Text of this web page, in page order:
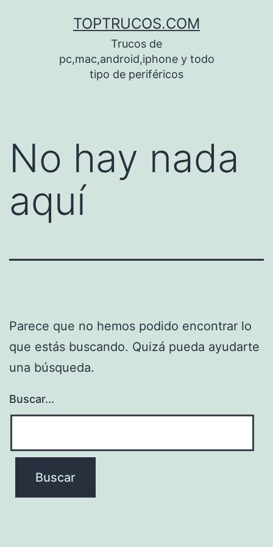
TOPTRUCOS.COM
Trucos de
pc,mac,android,iphone y todo
tipo de periféricos
No hay nada
aquí
Parece que no hemos podido encontrar lo
que estás buscando. Quizá pueda ayudarte
una búsqueda.
Buscar...